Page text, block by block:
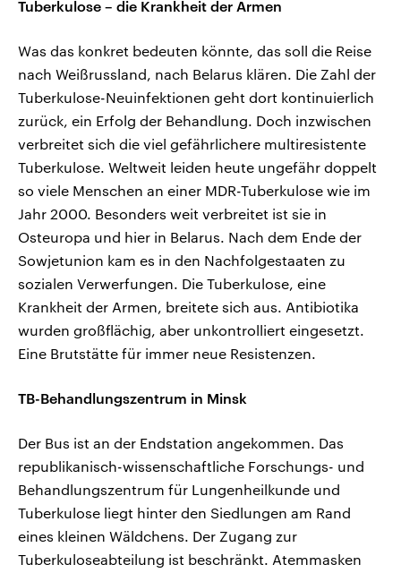
Tuberkulose – die Krankheit der Armen
Was das konkret bedeuten könnte, das soll die Reise
nach Weißrussland, nach Belarus klären. Die Zahl der
Tuberkulose-Neuinfektionen geht dort kontinuierlich
zurück, ein Erfolg der Behandlung. Doch inzwischen
verbreitet sich die viel gefährlichere multiresistente
Tuberkulose. Weltweit leiden heute ungefähr doppelt
so viele Menschen an einer MDR-Tuberkulose wie im
Jahr 2000. Besonders weit verbreitet ist sie in
Osteuropa und hier in Belarus. Nach dem Ende der
Sowjetunion kam es in den Nachfolgestaaten zu
sozialen Verwerfungen. Die Tuberkulose, eine
Krankheit der Armen, breitete sich aus. Antibiotika
wurden großflächig, aber unkontrolliert eingesetzt.
Eine Brutstätte für immer neue Resistenzen.
TB-Behandlungszentrum in Minsk
Der Bus ist an der Endstation angekommen. Das
republikanisch-wissenschaftliche Forschungs- und
Behandlungszentrum für Lungenheilkunde und
Tuberkulose liegt hinter den Siedlungen am Rand
eines kleinen Wäldchens. Der Zugang zur
Tuberkuloseabteilung ist beschränkt. Atemmasken